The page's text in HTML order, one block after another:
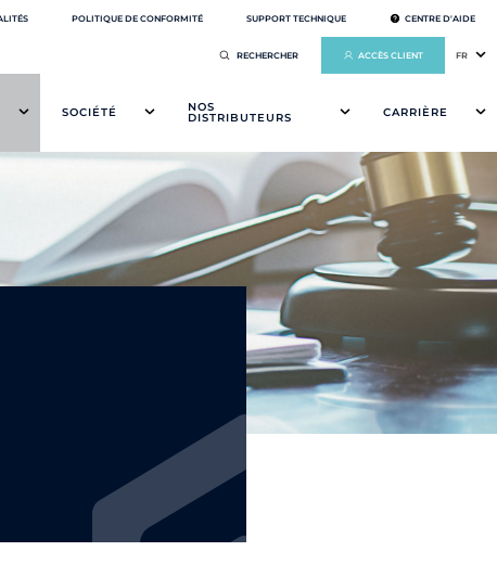
POLITIQUE DE CONFORMITÉ SUPPORT TECHNIQUE CENTRE D'AIDE
ACCÈS CLIENT FR
SOCIÉTÉ NOS
DISTRIBUTEURS CARRIÈRE